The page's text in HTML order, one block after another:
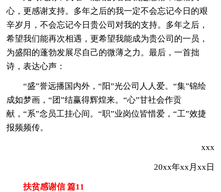
心，更感谢支持。多年之后的我一定不会忘记今日的艰
辛岁月，不会忘记今日贵公司对我的支持。多年之后，
希望我们能再次相遇，更希望我能成为贵公司的一员，
为盛阳的蓬勃发展尽自己的微薄之力。最后，一首拙
诗，表达心声：
“盛”誉远播国内外，“阳”光公司人人爱。“集”锦绘
成如梦画，“团”结赢得辉煌来。“心”甘社会作贡
献，“系”念员工挂心间。“职”业岗位皆惜爱，“工”效捷
报频频传。
xxx
20xx年xx月xx日
扶贫感谢信 篇11